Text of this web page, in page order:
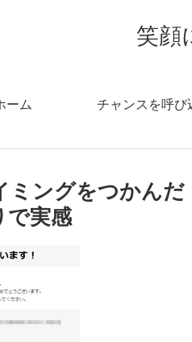
笑顔
ーム チャンスを呼び
ミングをつかんだ
で実感